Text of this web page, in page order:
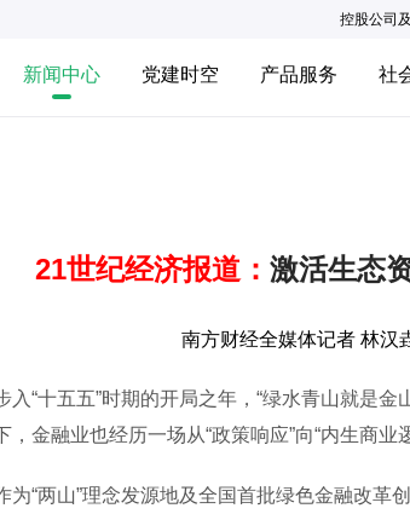
控股公司
新闻中心 党建时空 产品服务 社
21世纪经济报道： 激活生态
南方财经全媒体记者 林汉
十五五”时期的开局之年，“绿水青山就是金
，金融业也经历一场从“政策响应”向“内生商业
两山”理念发源地及全国首批绿色金融改革